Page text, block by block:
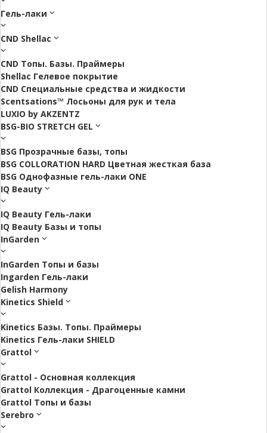
Гель-лаки
CND Shellac
CND Топы. Базы. Праймеры
Shellac Гелевое покрытие
CND Специальные средства и жидкости
Scentsations™ Лосьоны для рук и тела
LUXIO by AKZENTZ
BSG-BIO STRETCH GEL
BSG Прозрачные базы, топы
BSG COLLORATION HARD Цветная жесткая база
BSG Однофазные гель-лаки ONE
IQ Beauty
IQ Beauty Гель-лаки
IQ Beauty Базы и топы
InGarden
InGarden Топы и базы
Ingarden Гель-лаки
Gelish Harmony
Kinetics Shield
Kinetics Базы. Топы. Праймеры
Kinetics Гель-лаки SHIELD
Grattol
Grattol - Oснoвнaя коллекция
Grattol Коллекция - Драгоценные камни
Grattol Топы и базы
Serebro